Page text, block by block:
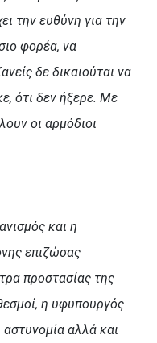
την ευθύνη για την
φορέα, να
δε δικαιούται να
ότι δεν ήξερε. Με
οι αρμόδιοι
και η
επιζώσας
προστασίας της
η υφυπουργός
αλλά και